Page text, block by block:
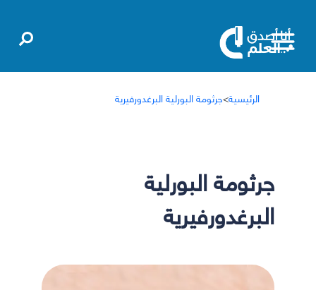
الرئيسية>جرثومة البورلية البرغدورفيرية
جرثومة البورلية
البرغدورفيرية